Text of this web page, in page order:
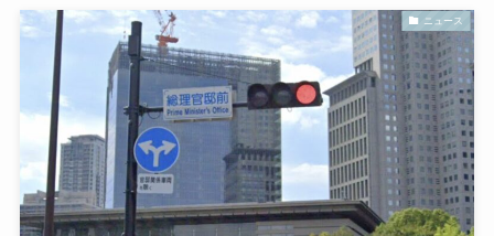
ニュース